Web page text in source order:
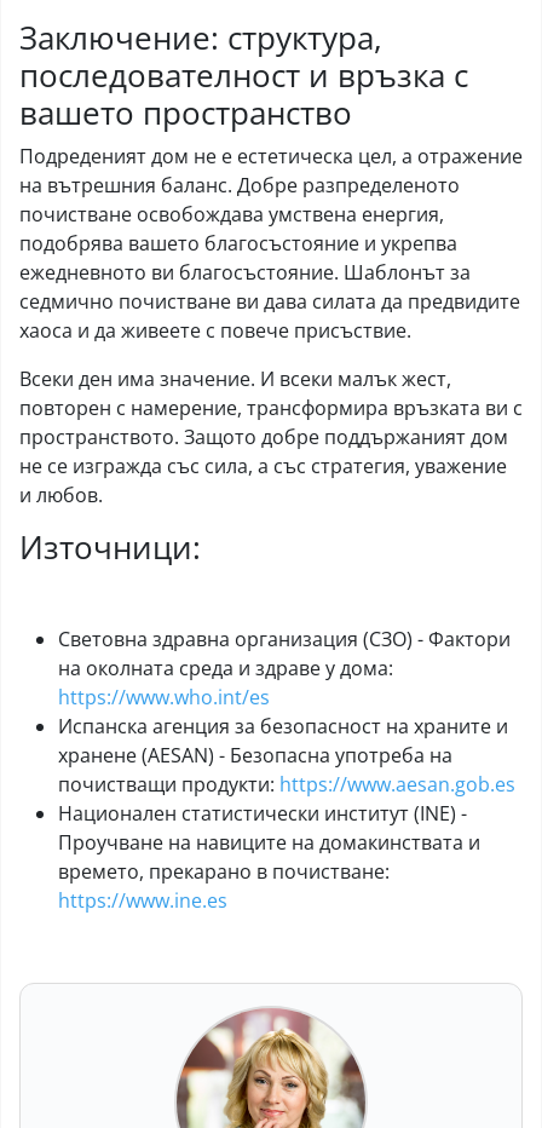
Заключение: структура,
последователност и връзка с
вашето пространство
Подреденият дом не е естетическа цел, а отражение
на вътрешния баланс. Добре разпределеното
почистване освобождава умствена енергия,
подобрява вашето благосъстояние и укрепва
ежедневното ви благосъстояние. Шаблонът за
седмично почистване ви дава силата да предвидите
хаоса и да живеете с повече присъствие.
Всеки ден има значение. И всеки малък жест,
повторен с намерение, трансформира връзката ви с
пространството. Защото добре поддържаният дом
не се изгражда със сила, а със стратегия, уважение
и любов.
Източници:
Световна здравна организация (СЗО) - Фактори
на околната среда и здраве у дома:
https://www.who.int/es
Испанска агенция за безопасност на храните и
хранене (AESAN) - Безопасна употреба на
почистващи продукти: https://www.aesan.gob.es
Национален статистически институт (INE) -
Проучване на навиците на домакинствата и
времето, прекарано в почистване:
https://www.ine.es